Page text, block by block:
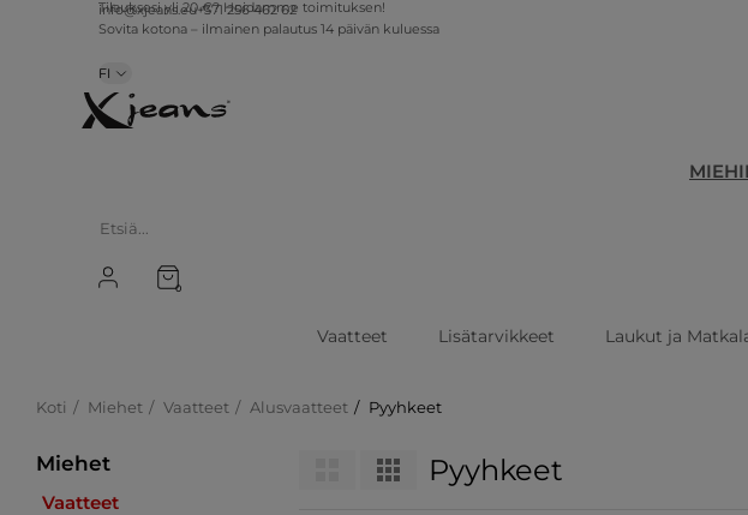
info@xjeans.eu+371 256 462 62
Tilauksesi yli 20 €? Hoidamme toimituksen!
Sovita kotona – ilmainen palautus 14 päivän kuluessa
FI
0
Vaatteet Lisätarvikkeet Laukut ja
Koti Miehet Vaatteet Alusvaatteet Pyyhkeet
Miehet
Vaatteet
Pyyhkeet